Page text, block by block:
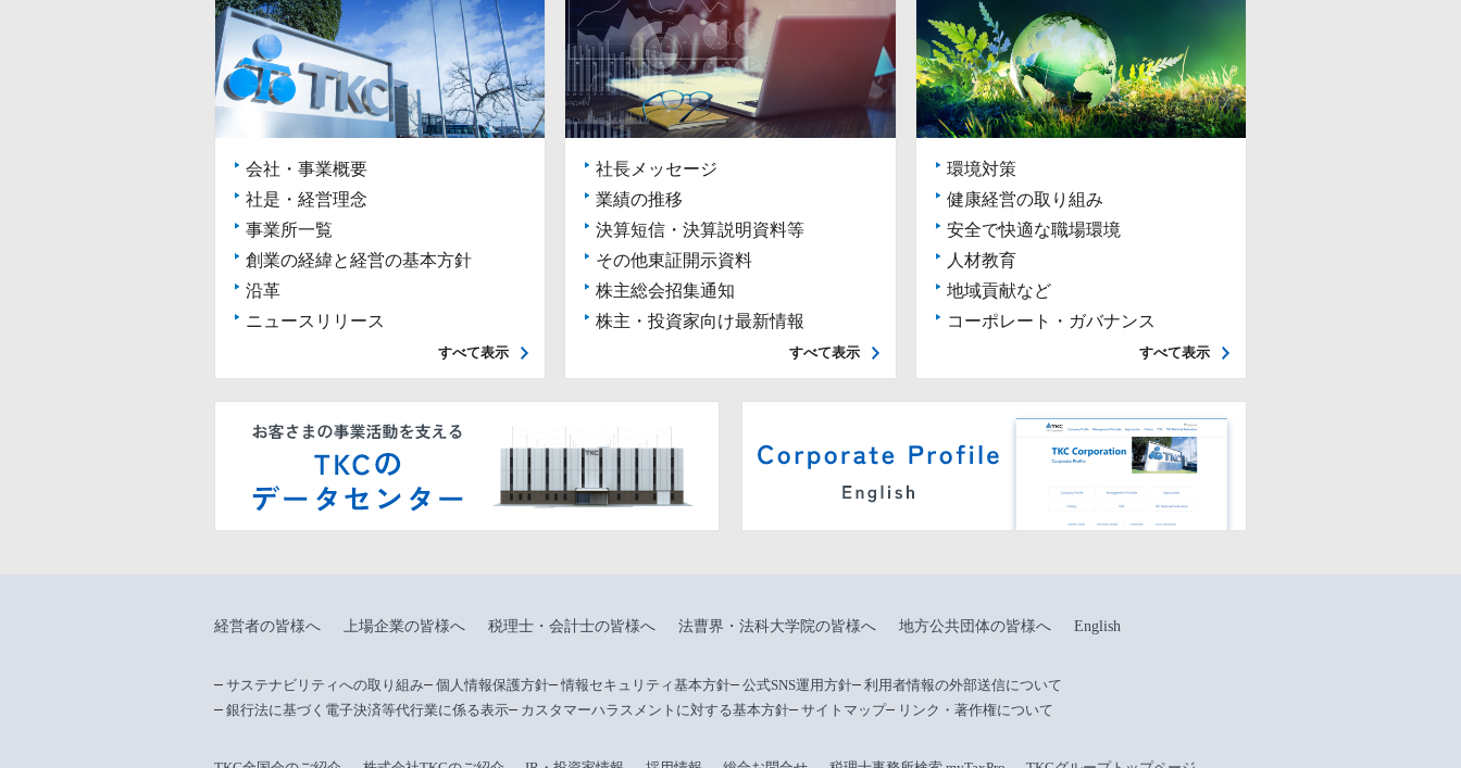
会社・事業概要
社是・経営理念
事業所一覧
創業の経緯と経営の基本方針
沿革
ニュースリリース
すべて表示
社長メッセージ
業績の推移
決算短信・決算説明資料等
その他東証開示資料
株主総会招集通知
株主・投資家向け最新情報
すべて表示
環境対策
健康経営の取り組み
安全で快適な職場環境
人材教育
地域貢献など
コーポレート・ガバナンス
すべて表示
経営者の皆様へ 上場企業の皆様へ 税理士・会計士の皆様へ 法曹界・法科大学院の皆様へ 地方公共団体の皆様へ English
サステナビリティへの取り組み 個人情報保護方針 情報セキュリティ基本方針 公式SNS運用方針
利用者情報の外部送信について
銀行法に基づく電子決済等代行業に係る表示
カスタマーハラスメントに対する基本方針 サイトマップ リンク・著作権について